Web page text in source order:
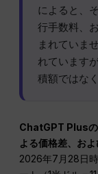
によると、
行手数料、
まれていま
れています
積額ではな
ChatGPT Plusの
よる価格差、お
2026年7月28日